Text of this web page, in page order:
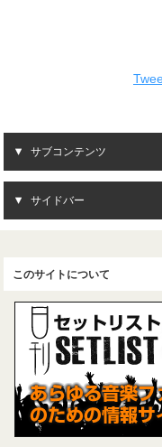
サブコンテンツ
サイドバー
このサイトについて